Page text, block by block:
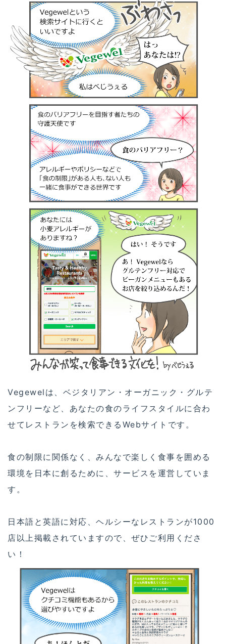
Vegewelは、ベジタリアン・オーガニック・グルテ
ンフリーなど、あなたの食のライフスタイルに合わ
せてレストランを検索できるWebサイトです。
食の制限に関係なく、みんなで楽しく食事を囲める
環境を日本に創るために、サービスを運営していま
す。
日本語と英語に対応、ヘルシーなレストランが1000
店以上掲載されていますので、ぜひご利用くださ
い！